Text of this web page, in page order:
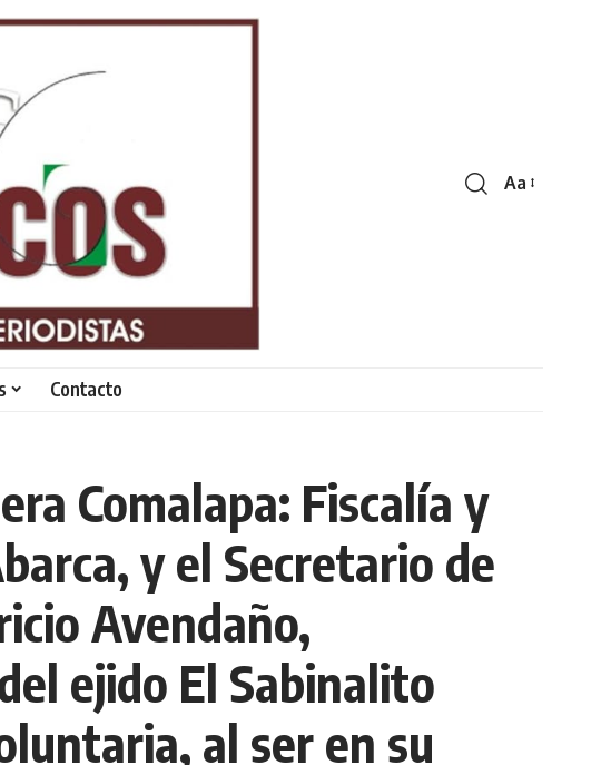
Font
Aa
Contacto
Comalapa: Fiscalía y
y el Secretario de
Avendaño,
ejido El Sabinalito
al ser en su